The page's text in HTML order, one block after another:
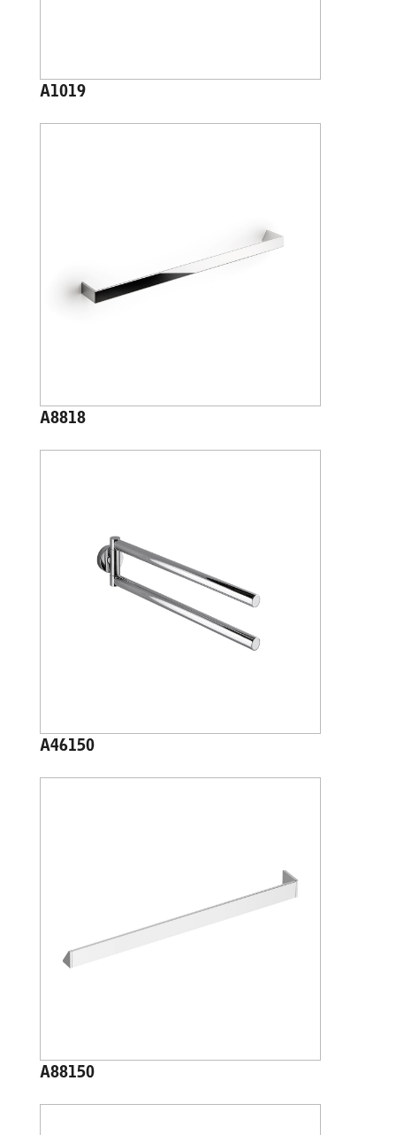
A1019
A8818
A46150
A88150